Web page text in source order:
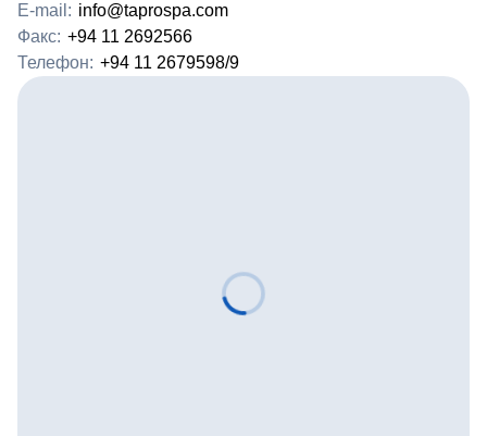
E-mail: info@taprospa.com
Факс: +94 11 2692566
Телефон: +94 11 2679598/9